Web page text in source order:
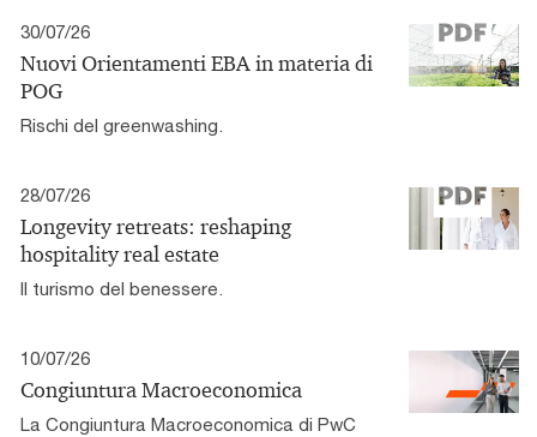
30/07/26
Nuovi Orientamenti EBA in materia di
POG
Rischi del greenwashing.
28/07/26
Longevity retreats: reshaping
hospitality real estate
Il turismo del benessere.
10/07/26
Congiuntura Macroeconomica
La Congiuntura Macroeconomica di PwC